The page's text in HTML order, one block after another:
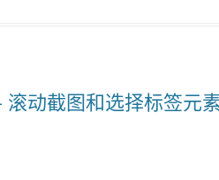
动截图和选择标签元